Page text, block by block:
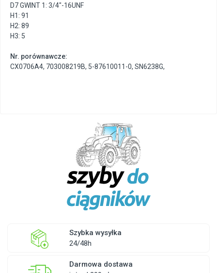
D7 GWINT 1: 3/4"-16UNF
H1: 91
H2: 89
H3: 5
Nr. porównawcze:
CX0706A4, 703008219B, 5-87610011-0, SN6238G,
Szybka wysyłka
24/48h
Darmowa dostawa